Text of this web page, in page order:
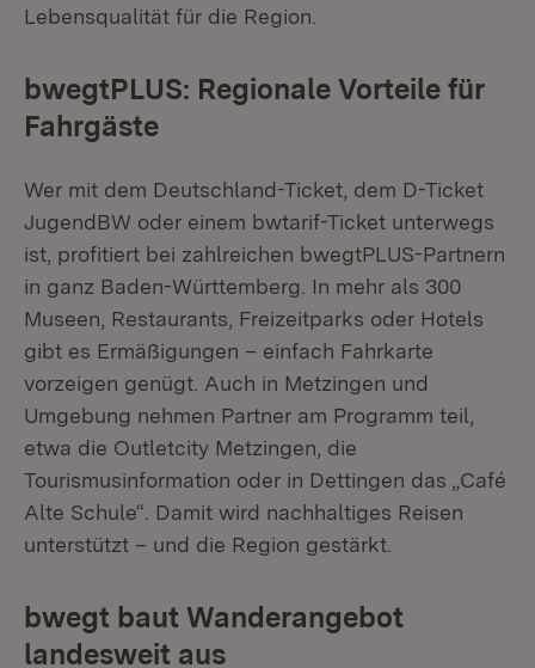
Lebensqualität für die Region.
bwegtPLUS: Regionale Vorteile für
Fahrgäste
Wer mit dem Deutschland-Ticket, dem D-Ticket
JugendBW oder einem bwtarif-Ticket unterwegs
ist, profitiert bei zahlreichen bwegtPLUS-Partnern
in ganz Baden-Württemberg. In mehr als 300
Museen, Restaurants, Freizeitparks oder Hotels
gibt es Ermäßigungen – einfach Fahrkarte
vorzeigen genügt. Auch in Metzingen und
Umgebung nehmen Partner am Programm teil,
etwa die Outletcity Metzingen, die
Tourismusinformation oder in Dettingen das „Café
Alte Schule“. Damit wird nachhaltiges Reisen
unterstützt – und die Region gestärkt.
bwegt baut Wanderangebot
landesweit aus